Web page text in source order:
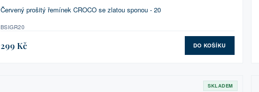
Červený prošitý řemínek CROCO se zlatou sponou - 20
BSIGR20
299 Kč DO KOŠÍKU
SKLADEM